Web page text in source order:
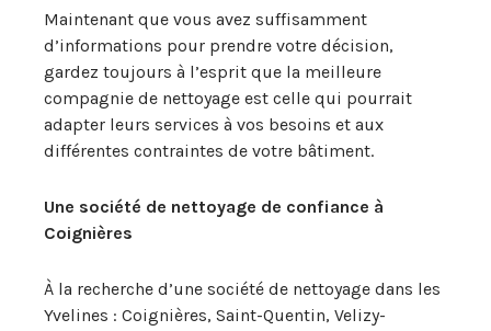
Maintenant que vous avez suffisamment
d’informations pour prendre votre décision,
gardez toujours à l’esprit que la meilleure
compagnie de nettoyage est celle qui pourrait
adapter leurs services à vos besoins et aux
différentes contraintes de votre bâtiment.
Une société de nettoyage de confiance à
Coignières
À la recherche d’une société de nettoyage dans les
Yvelines : Coignières, Saint-Quentin, Velizy-